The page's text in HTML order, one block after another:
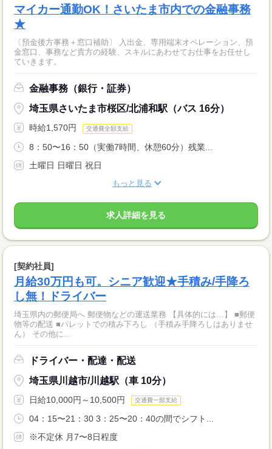
マイカー通勤OK！さいたま市内での金融事務
★
〔預金後方事務＋窓口補助〕 入出金、専用端末オペレーション、預
金窓口、事務など貴方の経験、スキルにあわせてお仕事をお任せし
ていきます。
金融事務（銀行・証券）
埼玉県さいたま市桜区/北浦和駅（バス 16分）
時給1,570円 交通費全額支給
8：50〜16：50（実働7時間、休憩60分）残業...
土曜日 日曜日 祝日
もっと見る
求人詳細を見る
[契約社員]
月給30万円も可。シニア歓迎★手積み/手降ろ
し無！ドライバー
埼玉県内の郵便局へ 郵便物などの運送業務 【具体的には…】 ■郵便
物等の配送 ■パレットでの積み下ろし （手積み手降ろしはありませ
ん） その他に...
ドライバー・配達・配送
埼玉県川越市/川越駅（車 10分）
日給10,000円～10,500円 交通費一部支給
04：15〜21：30 3：25〜20：40の間でシフト...
※不定休 月7〜8日程度